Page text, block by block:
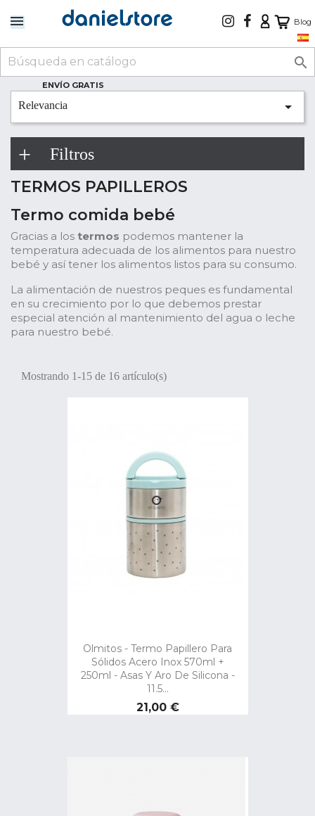
Blog

ENVÍO GRATIS
Relevancia 
Filtros
TERMOS PAPILLEROS
Termo comida bebé
Gracias a los termos podemos mantener la
temperatura adecuada de los alimentos para nuestro
bebé y así tener los alimentos listos para su consumo.
La alimentación de nuestros peques es fundamental
en su crecimiento por lo que debemos prestar
especial atención al mantenimiento del agua o leche
para nuestro bebé.
Mostrando 1-15 de 16 artículo(s)
Olmitos - Termo Papillero Para
Sólidos Acero Inox 570ml +
250ml - Asas Y Aro De Silicona -
11.5...
Precio
21,00 €